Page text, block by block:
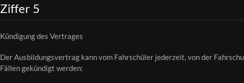
Ziffer 5
Kündigung des Vertrages
Der Ausbildungsvertrag kann vom Fahrschüler jederzeit, von der
Fällen gekündigt werden: